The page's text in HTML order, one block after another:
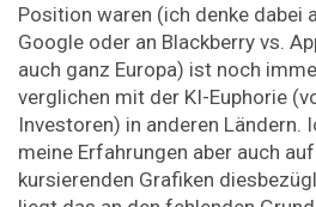
Position waren (ich denke dabei
Google oder an Blackberry vs.
auch ganz Europa) ist noch
verglichen mit der KI-Euphorie
Investoren) in anderen Ländern.
meine Erfahrungen aber auch
kursierenden Grafiken